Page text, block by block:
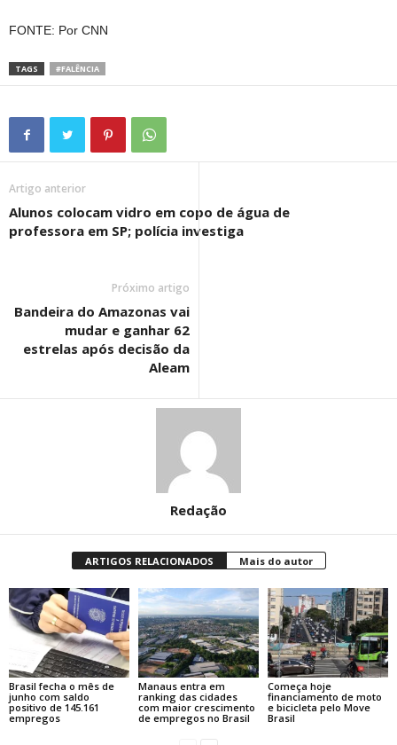
FONTE: Por CNN
TAGS #FALÊNCIA
Artigo anterior
Alunos colocam vidro em copo de água de
professora em SP; polícia investiga
Próximo artigo
Bandeira do Amazonas vai
mudar e ganhar 62
estrelas após decisão da
Aleam
Redação
ARTIGOS RELACIONADOS Mais do autor
Brasil fecha o mês de
junho com saldo
positivo de 145.161
empregos
Manaus entra em
ranking das cidades
com maior crescimento
de empregos no Brasil
Começa hoje
financiamento de moto
e bicicleta pelo Move
Brasil